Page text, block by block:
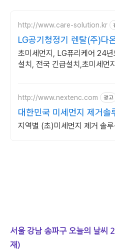
http://www.care-solution.kr
LG공기청정기 렌탈(주)다
정+추가할인+긴급설치
초미세먼지, LG퓨리케어 24년
설치, 전국 긴급설치,초미세먼
http://www.nextenc.com 광고
대한민국 미세먼지 제거솔
지역별 (초)미세먼지 제거 솔
서울 강남 송파구 오늘의 날
재)